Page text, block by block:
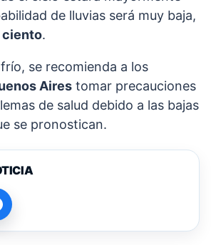
de lluvias será muy baja,
ciento.
se recomienda a los
Aires tomar precauciones
de salud debido a las bajas
se pronostican.